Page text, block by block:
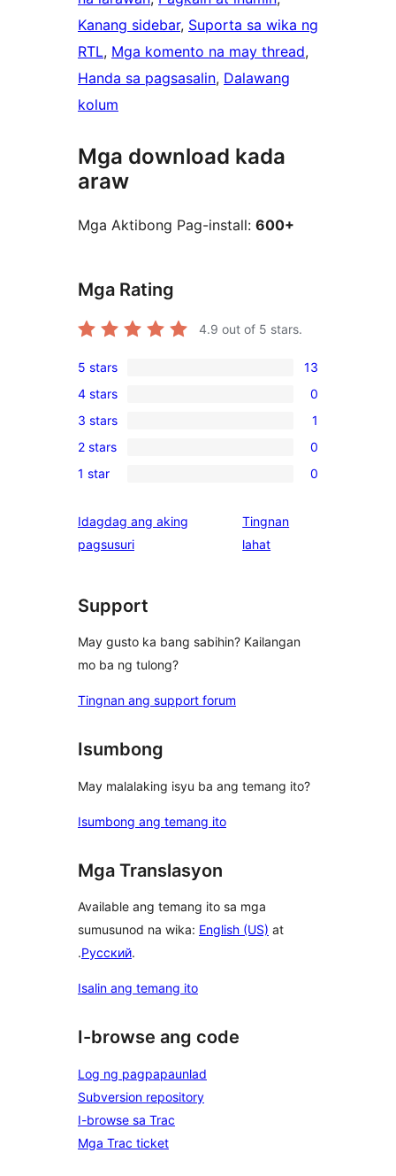
Kanang sidebar, Suporta sa wika ng
RTL, Mga komento na may thread
Handa sa pagsasalin, Dalawang
kolum
Mga download kada
araw
Mga Aktibong Pag-install: 600+
Mga Rating
4.9 out of 5 stars.
13
5-
star
reviews
5 stars 13
0
4-
star
reviews
4 stars 0
1
3-
star
3 stars 1
0
2-
reviews
2 stars 0
0
star
reviews
1 star 0
Idagdag ang aking
pagsusuri
Tingnan
lahatng
Support
May gusto ka bang sabihin? Kailangan
mo ba ng tulong?
Tingnan ang support forum
Isumbong
May malalaking isyu ba ang temang ito?
Isumbong ang temang ito
Mga Translasyon
Available ang temang ito sa mga
sumusunod na wika: English (US) at
.Русский.
Isalin ang temang ito
I-browse ang code
Log ng pagpapaunlad
Subversion repository
I-browse sa Trac
Mga Trac ticket